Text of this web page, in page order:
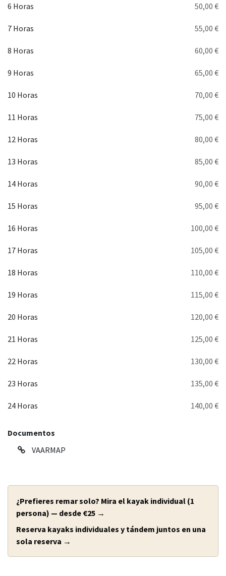
6 Horas 50,00 €
7 Horas 55,00 €
8 Horas 60,00 €
9 Horas 65,00 €
10 Horas 70,00 €
11 Horas 75,00 €
12 Horas 80,00 €
13 Horas 85,00 €
14 Horas 90,00 €
15 Horas 95,00 €
16 Horas 100,00 €
17 Horas 105,00 €
18 Horas 110,00 €
19 Horas 115,00 €
20 Horas 120,00 €
21 Horas 125,00 €
22 Horas 130,00 €
23 Horas 135,00 €
24 Horas 140,00 €
Documentos
VAARMAP
¿Prefieres remar solo? Mira el kayak individual (1
persona) — desde €25 →
Reserva kayaks individuales y tándem juntos en una
sola reserva →